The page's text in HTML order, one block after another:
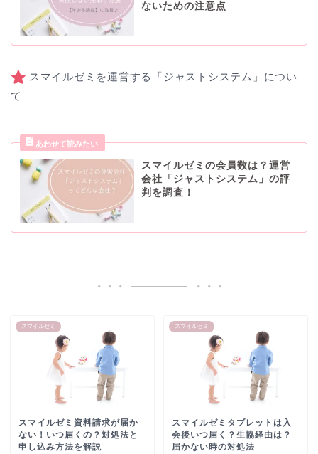
ないための注意点
スマイルゼミを運営する「ジャストシステム」につい
て
スマイルゼミの会員数は？運営
会社「ジャストシステム」の評
判を調査！
スマイルゼミ
スマイルゼミ資料請求が届か
ない！いつ届くの？対処法と
申し込み方法を解説
スマイルゼミ
スマイルゼミタブレットは入
会後いつ届く？生協経由は？
届かない時の対処法